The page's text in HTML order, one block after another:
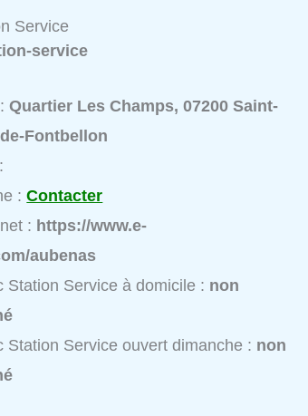
Service
service
:Quartier Les Champs, 07200 Saint-
Fontbellon
:Contacter
: https://www.e-
aubenas
Station Service à domicile : non
Station Service ouvert dimanche : non